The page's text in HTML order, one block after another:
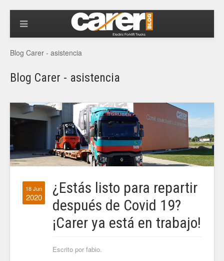
Blog Carer - asistencia
Blog Carer - asistencia
18 Jun
2020
¿Estás listo para repartir
después de Covid 19?
¡Carer ya está en trabajo!
Escrito por fabio.